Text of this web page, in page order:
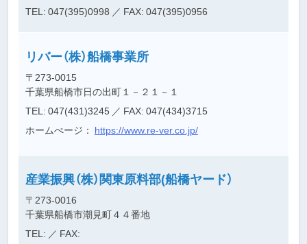
TEL: 047(395)0998 ／ FAX: 047(395)0956
リバー（株）船橋事業所
〒273-0015
千葉県船橋市日の出町１－２１－１
TEL: 047(431)3245 ／ FAX: 047(434)3715
ホームぺージ： https://www.re-ver.co.jp/
産業振興（株）関東原料部(船橋ヤード）
〒273-0016
千葉県船橋市潮見町４４番地
TEL: ／ FAX: